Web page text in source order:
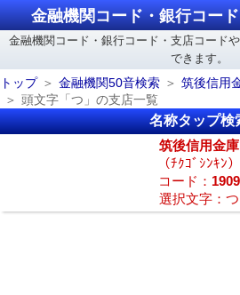
金融機関コード・銀行コー
金融機関コード・銀行コード・支店コード
できます。
トップ
金融機関50音検索
筑後信用
頭文字「つ」の支店一覧
名称タップ検
筑後信用金庫
（ﾁｸｺﾞｼﾝｷﾝ）
コード： 1909
選択文字：つ